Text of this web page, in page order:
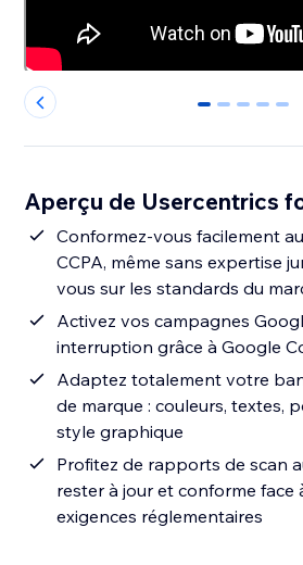
0 1 2 3 4
Aperçu de Usercentrics
Conformez-vous facilement
CCPA, même sans expertise
vous sur les standards du
Activez vos campagnes
interruption grâce à Google
Adaptez totalement votre
de marque : couleurs, textes,
style graphique
Profitez de rapports de scan
rester à jour et conforme face
exigences réglementaires